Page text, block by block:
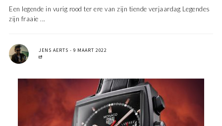
Een legende in vurig rood ter ere van zijn tiende verjaardag Legendes
zijn fraaie ...
JENS AERTS 9 MAART 2022